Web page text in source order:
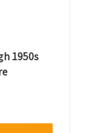
1950s